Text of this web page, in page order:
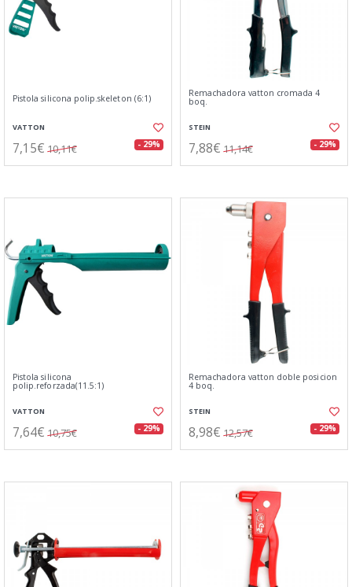
Pistola silicona polip.skeleton (6:1)
VATTON
7,15€ 10,11€ - 29%
Remachadora vatton cromada 4
boq.
STEIN
7,88€ 11,14€ - 29%
Pistola silicona
polip.reforzada(11.5:1)
VATTON
7,64€ 10,75€ - 29%
Remachadora vatton doble posicion
4 boq.
STEIN
8,98€ 12,57€ - 29%